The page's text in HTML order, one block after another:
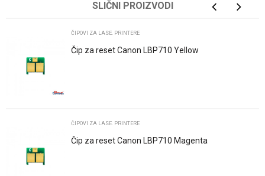
Čipovi za lase. printere
SLIČNI PROIZVODI
ČIPOVI ZA LASE. PRINTERE
Čip za reset Canon LBP710 Yellow
ČIPOVI ZA LASE. PRINTERE
Čip za reset Canon LBP710 Magenta